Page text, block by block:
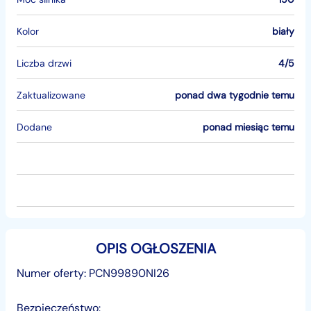
Kolor biały
Liczba drzwi 4/5
Zaktualizowane ponad dwa tygodnie temu
Dodane ponad miesiąc temu
OPIS OGŁOSZENIA
Numer oferty: PCN99890NI26
Bezpieczeństwo: